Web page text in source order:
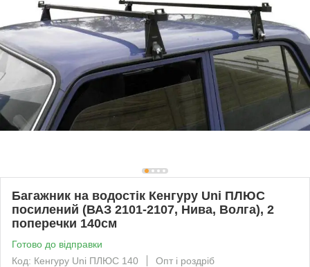
Багажник на водостік Кенгуру Uni ПЛЮС
посилений (ВАЗ 2101-2107, Нива, Волга), 2
поперечки 140см
Готово до відправки
Код: Кенгуру Uni ПЛЮС 140
Опт і роздріб